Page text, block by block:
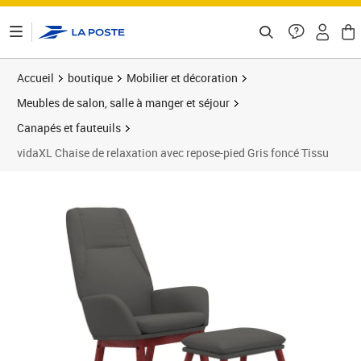
Accueil boutique
Mobilier et décoration
Meubles de salon, salle à manger et séjour
Canapés et fauteuils
vidaXL Chaise de relaxation avec repose-pied Gris foncé Tissu